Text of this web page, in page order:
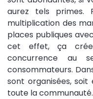
aurez tels primes.
multiplication des
places publiques
cet effet, ça
concurrence au
consommateurs.
sont organisées,
toute la communauté.